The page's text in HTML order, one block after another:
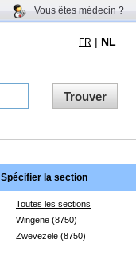
Vous êtes médecin ?
FR | NL
Trouver
Spécifier la section
Toutes les sections
Wingene (8750)
Zwevezele (8750)